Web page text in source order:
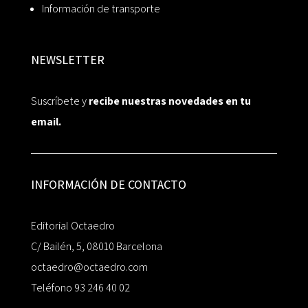
Información de transporte
NEWSLETTER
Suscríbete yrecibe nuestras novedades en tu
email.
INFORMACIÓN DE CONTACTO
Editorial Octaedro
C/ Bailén, 5, 08010 Barcelona
octaedro@octaedro.com
Teléfono 93 246 40 02